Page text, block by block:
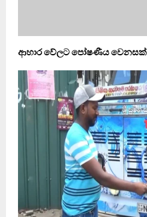
ආහාර වේලට පෝෂණීය වෙනසක්